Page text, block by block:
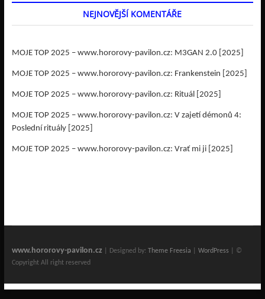
NEJNOVĚJŠÍ KOMENTÁŘE
MOJE TOP 2025 – www.hororovy-pavilon.cz: M3GAN 2.0 [2025]
MOJE TOP 2025 – www.hororovy-pavilon.cz: Frankenstein [2025]
MOJE TOP 2025 – www.hororovy-pavilon.cz: Rituál [2025]
MOJE TOP 2025 – www.hororovy-pavilon.cz: V zajetí démonů 4:
Poslední rituály [2025]
MOJE TOP 2025 – www.hororovy-pavilon.cz: Vrať mi ji [2025]
www.hororovy-pavilon.cz | Designed by: Theme Freesia WordPress | ©
Copyright All right reserved